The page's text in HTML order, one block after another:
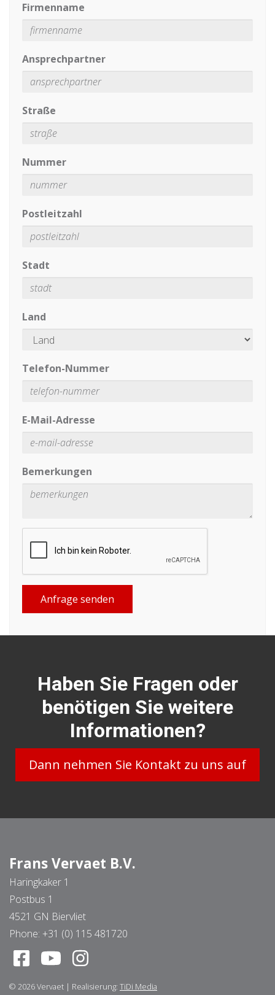
Firmenname
Ansprechpartner
Straße
Nummer
Postleitzahl
Stadt
Land
Telefon-Nummer
E-Mail-Adresse
Bemerkungen
Anfrage senden
Haben Sie Fragen oder
benötigen Sie weitere
Informationen?
Dann nehmen Sie Kontakt zu uns auf
Frans Vervaet B.V.
Haringkaker 1
Postbus 1
4521 GN Biervliet
Phone: +31 (0) 115 481720
© 2026Vervaet | Realisierung: TiDi Media